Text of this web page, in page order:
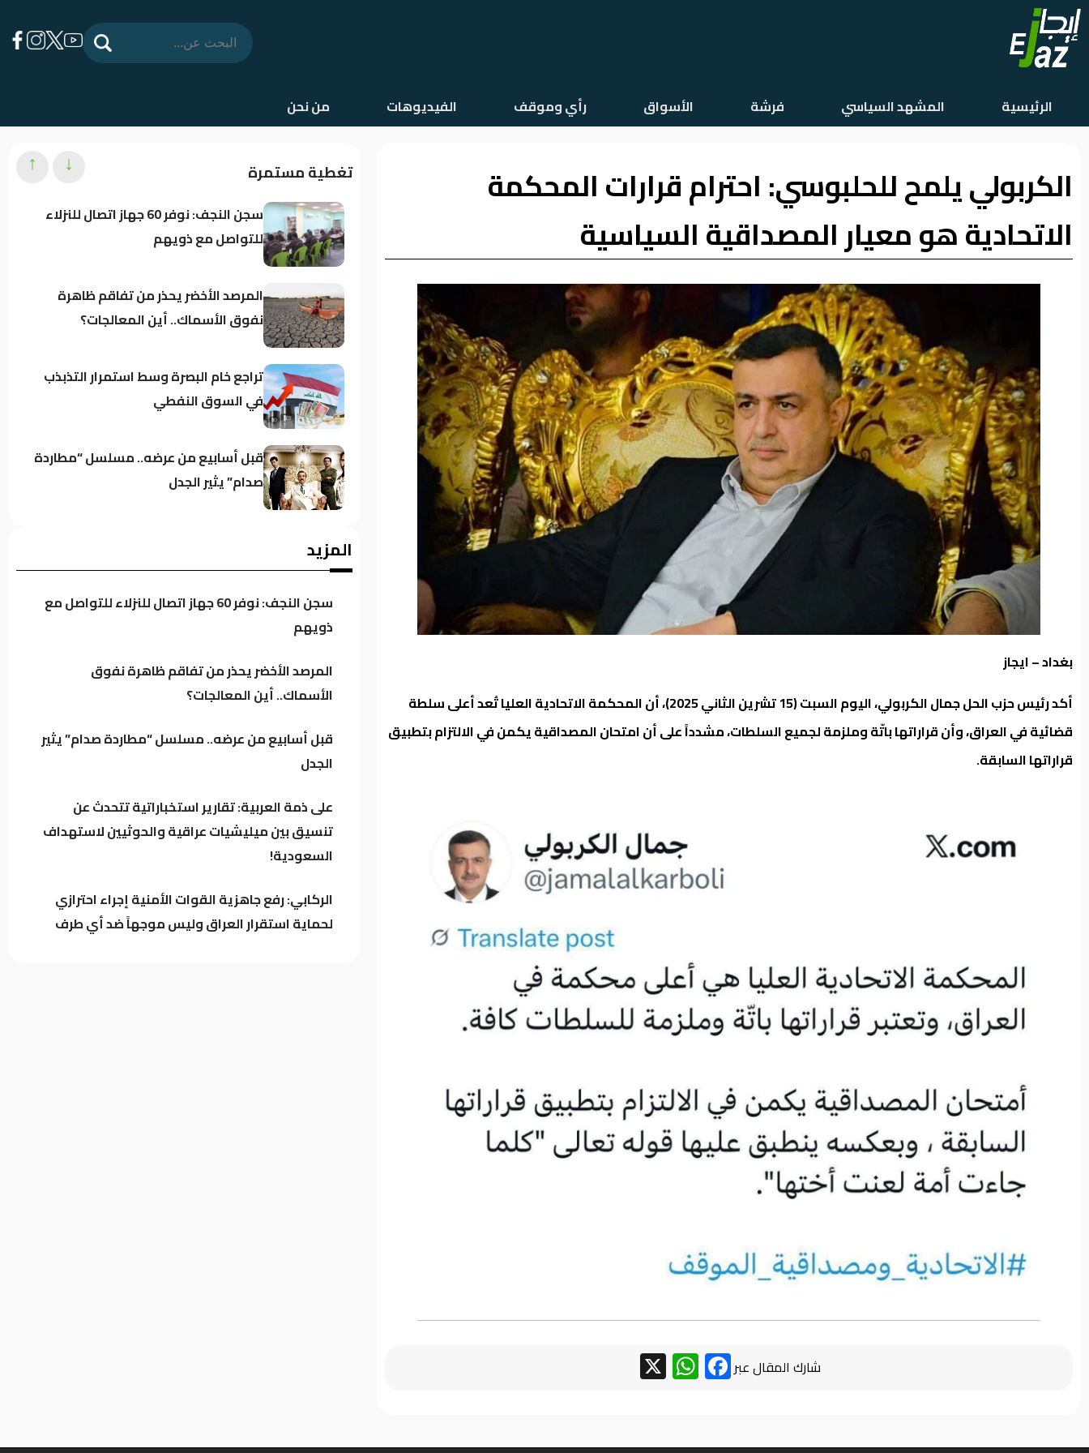
الرئيسية
المشهد
السياسي
فرشة
رأي
وموقف
الرئيسية المشهد السياسي فرشة الأسواق رأي وموقف الفيديوهات من نحن
الكربولي يلمح للحلبوسي: احترام قرارات المحكمة
الاتحادية هو معيار المصداقية السياسية
بغداد – ايجاز
أكد رئيس حزب الحل جمال الكربولي، اليوم السبت (15 تشرين الثاني 2025)، أن المحكمة الاتحادية العليا تُعد أعلى سلطة
قضائية في العراق، وأن قراراتها باتّة وملزمة لجميع السلطات، مشدداً على أن امتحان المصداقية يكمن في الالتزام بتطبيق
قراراتها السابقة.
شارك المقال عبر Facebook
WhatsApp
تغطية مستمرة
سجن النجف: نوفر 60 جهاز اتصال للنزلاء
للتواصل مع ذويهم
المرصد الأخضر يحذر من تفاقم ظاهرة
نفوق الأسماك.. أين المعالجات؟
تراجع خام البصرة وسط استمرار التذبذب
في السوق النفطي
قبل أسابيع من عرضه.. مسلسل “مطاردة
صدام” يثير الجدل
الركابي: رفع جاهزية القوات الأمنية إجراء
موجهاً ضد أي طرف
ترمب ينفي أزمة الذخائر الأميركية..تقارير
استراتيجية
مكافحة الإرهاب زيد الحوشي
↓
↑
المزيد
سجن النجف: نوفر 60 جهاز اتصال للنزلاء للتواصل مع
ذويهم
المرصد الأخضر يحذر من تفاقم ظاهرة نفوق
الأسماك.. أين المعالجات؟
قبل أسابيع من عرضه.. مسلسل “مطاردة صدام” يثير
الجدل
على ذمة العربية: تقارير استخباراتية تتحدث عن
تنسيق بين ميليشيات عراقية والحوثيين لاستهداف
السعودية!
الركابي: رفع جاهزية القوات الأمنية إجراء احترازي
لحماية استقرار العراق وليس موجهاً ضد أي طرف